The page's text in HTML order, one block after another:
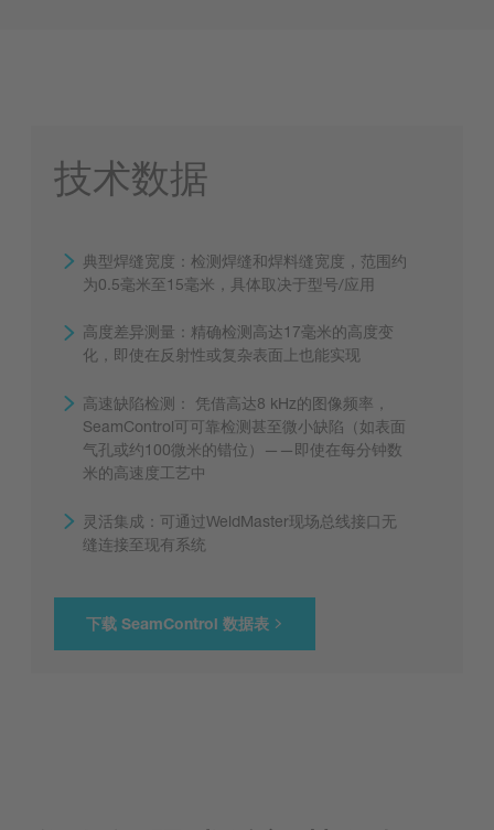
技术数据
典型焊缝宽度：检测焊缝和焊料缝宽度，范围约
为0.5毫米至15毫米，具体取决于型号/应用
高度差异测量：精确检测高达17毫米的高度变
化，即使在反射性或复杂表面上也能实现
高速缺陷检测： 凭借高达8 kHz的图像频率，
SeamControl可可靠检测甚至微小缺陷（如表面
气孔或约100微米的错位）——即使在每分钟数
米的高速度工艺中
灵活集成：可通过WeldMaster现场总线接口无
缝连接至现有系统
下载 SeamControl 数据表